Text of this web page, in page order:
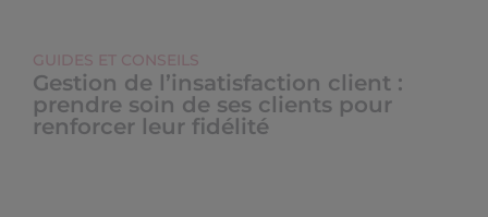
GUIDES ET CONSEILS
Gestion de l’insatisfaction client :
prendre soin de ses clients pour
renforcer leur fidélité